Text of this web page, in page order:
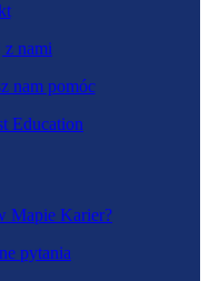
Mapie Karier?
pytania
z nami
nam pomóc
Education